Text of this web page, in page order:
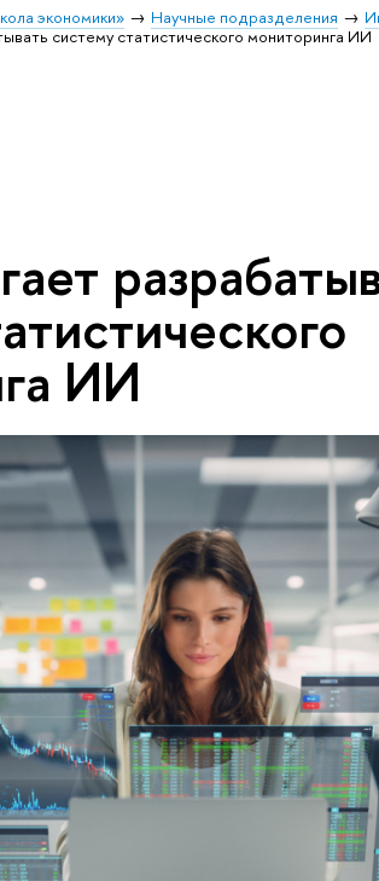
экономики» Научные подразделения
систему статистического мониторинга ИИ
ИИ